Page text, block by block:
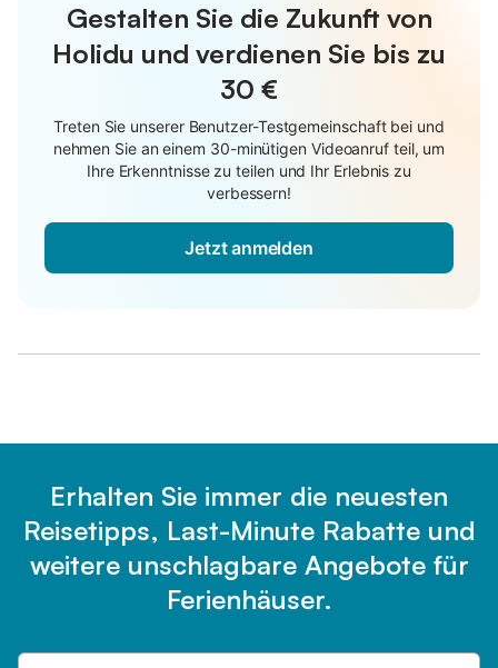
Gestalten Sie die Zukunft von
Holidu und verdienen Sie bis zu
30 €
Treten Sie unserer Benutzer-Testgemeinschaft bei und
nehmen Sie an einem 30-minütigen Videoanruf teil, um
Ihre Erkenntnisse zu teilen und Ihr Erlebnis zu
verbessern!
Jetzt anmelden
Erhalten Sie immer die neuesten
Reisetipps, Last-Minute Rabatte und
weitere unschlagbare Angebote für
Ferienhäuser.